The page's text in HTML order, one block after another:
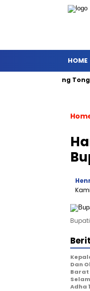
HOME
Pniel Barong Tongkok
Dan
Barat
Adha